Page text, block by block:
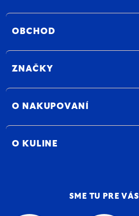
OBCHOD
ZNAČKY
O NAKUPOVANÍ
O KULINE
SME TU PRE VÁS